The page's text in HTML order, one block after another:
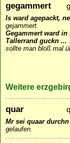
gegammert
Is ward agepackt,
gejammert.
Gegammert ward
Tallerrand guckn ...
sollte man bloß mal
Weitere
quar
Mr sei quaar
gelaufen.